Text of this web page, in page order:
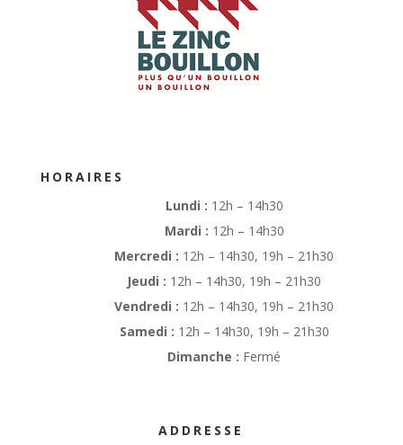
HORAIRES
Lundi : 12h – 14h30
Mardi : 12h – 14h30
Mercredi : 12h – 14h30, 19h – 21h30
Jeudi : 12h – 14h30, 19h – 21h30
Vendredi : 12h – 14h30, 19h – 21h30
Samedi : 12h – 14h30, 19h – 21h30
Dimanche : Fermé
ADDRESSE